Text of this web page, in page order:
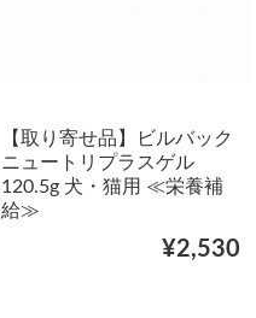
【取り寄せ品】ビルバック
ニュートリプラスゲル
120.5g 犬・猫用 ≪栄養補
給≫
¥2,530